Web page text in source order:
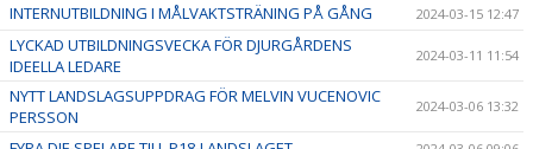
INTERNUTBILDNING I MÅLVAKTSTRÄNING PÅ GÅNG 2024-03-15 12:47
LYCKAD UTBILDNINGSVECKA FÖR DJURGÅRDENS
IDEELLA LEDARE
2024-03-11 11:54
NYTT LANDSLAGSUPPDRAG FÖR MELVIN VUCENOVIC
PERSSON
2024-03-06 13:32